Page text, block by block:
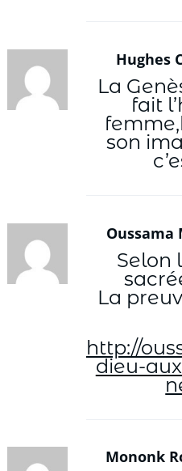
Hughes
La
fait
son
Oussama
Selon
La
http://
dieu-
Mononk